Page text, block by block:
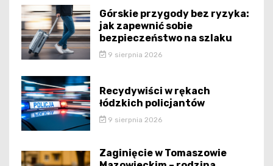
Górskie przygody bez ryzyka:
jak zapewnić sobie
bezpieczeństwo na szlaku
9 sierpnia 2026
Recydywiści w rękach
łódzkich policjantów
9 sierpnia 2026
Zaginięcie w Tomaszowie